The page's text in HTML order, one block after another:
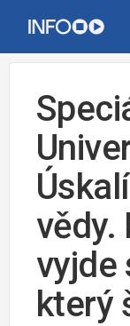
vědy.
vyjde
který